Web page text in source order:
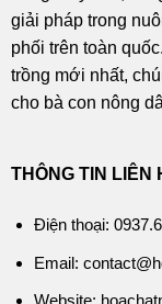
giải pháp trong
phối trên toàn
trồng mới nhất,
cho bà con nông
THÔNG TIN LIÊN
Điện thoại:
Email: